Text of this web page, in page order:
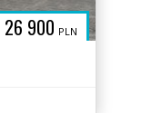
26 900 PLN